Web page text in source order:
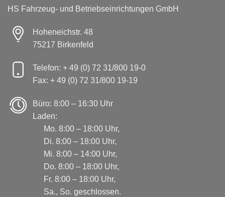
HS Fahrzeug- und Betriebseinrichtungen GmbH
Hoheneichstr. 48
75217 Birkenfeld
Telefon: + 49 (0) 72 31/800 19-0
Fax: + 49 (0) 72 31/800 19-19
Büro: 8:00 – 16:30 Uhr
Laden:
Mo. 8:00 – 18:00 Uhr,
Di. 8:00 – 18:00 Uhr,
Mi. 8:00 – 14:00 Uhr,
Do. 8:00 – 18:00 Uhr,
Fr. 8:00 – 18:00 Uhr,
Sa., So. geschlossen.